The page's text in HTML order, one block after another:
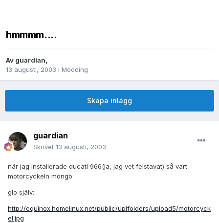
hmmmm....
Av guardian,
13 augusti, 2003 i Modding
Skapa inlägg
guardian
Skrivet 13 augusti, 2003
när jag installerade ducati 966(ja, jag vet felstavat) så vart
motorcyckeln mongo
glo själv:
http://equinox.homelinux.net/public/uplfolders/upload5/motorcyck
el.jpg